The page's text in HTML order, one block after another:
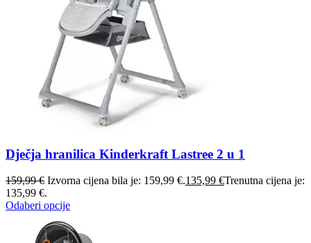
Dječja hranilica Kinderkraft Lastree 2 u 1
159,99€ Izvorna cijena bila je: 159,99 €.135,99 €Trenutna cijena je:
135,99 €.
Odaberi opcije